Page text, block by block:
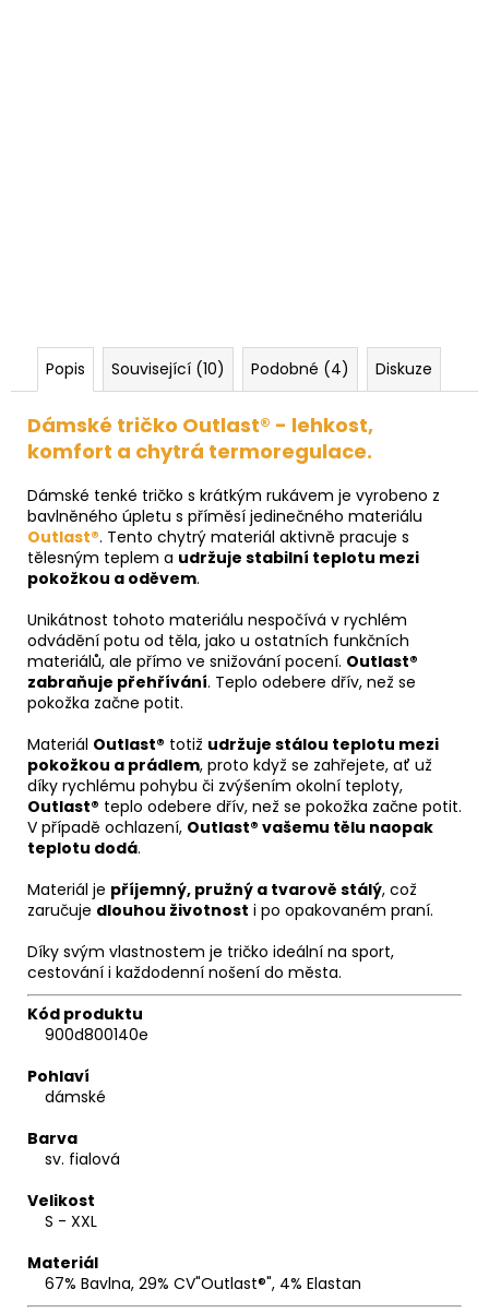
Popis Související (10) Podobné (4) Diskuze
Dámské tričko Outlast® - lehkost,
komfort a chytrá termoregulace.
Dámské tenké tričko s krátkým rukávem je vyrobeno z
bavlněného úpletu s příměsí jedinečného materiálu
Outlast®. Tento chytrý materiál aktivně pracuje s
tělesným teplem a udržuje stabilní teplotu mezi
pokožkou a oděvem.
Unikátnost tohoto materiálu nespočívá v rychlém
odvádění potu od těla, jako u ostatních funkčních
materiálů, ale přímo ve snižování pocení. Outlast®
zabraňuje přehřívání. Teplo odebere dřív, než se
pokožka začne potit.
Materiál Outlast® totiž udržuje stálou teplotu mezi
pokožkou a prádlem, proto když se zahřejete, ať už
díky rychlému pohybu či zvýšením okolní teploty,
Outlast® teplo odebere dřív, než se pokožka začne potit.
V případě ochlazení, Outlast® vašemu tělu naopak
teplotu dodá.
Materiál je příjemný, pružný a tvarově stálý, což
zaručuje dlouhou životnost i po opakovaném praní.
Díky svým vlastnostem je tričko ideální na sport,
cestování i každodenní nošení do města.
Kód produktu
900d800140e
Pohlaví
dámské
Barva
sv. fialová
Velikost
S - XXL
Materiál
67% Bavlna, 29% CV"Outlast®", 4% Elastan